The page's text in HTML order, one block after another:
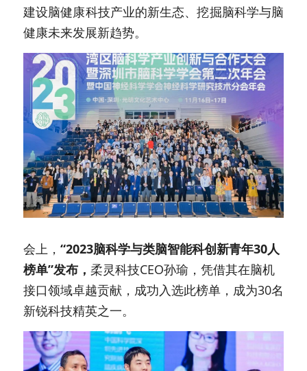
建设脑健康科技产业的新生态、挖掘脑科学与脑
健康未来发展新趋势。
会上， “2023脑科学与类脑智能科创新青年30人
榜单”发布， 柔灵科技CEO孙瑜，凭借其在脑机
接口领域卓越贡献，成功入选此榜单，成为30名
新锐科技精英之一。